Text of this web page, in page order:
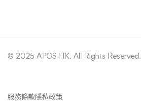
© 2025 APGS HK. All Rights Reserved.
服務條款隱私政策